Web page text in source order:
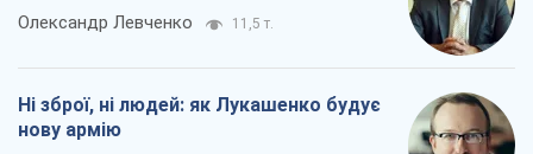
Олександр Левченко 11,5 т.
Ні зброї, ні людей: як Лукашенко будує
нову армію